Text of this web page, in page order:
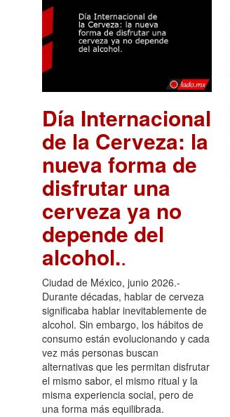
Día Internacional
de la Cerveza: la
nueva forma de
disfrutar una
cerveza ya no
depende del
alcohol..
Ciudad de México, junio 2026.-
Durante décadas, hablar de cerveza
significaba hablar inevitablemente de
alcohol. Sin embargo, los hábitos de
consumo están evolucionando y cada
vez más personas buscan
alternativas que les permitan disfrutar
el mismo sabor, el mismo ritual y la
misma experiencia social, pero de
una forma más equilibrada.